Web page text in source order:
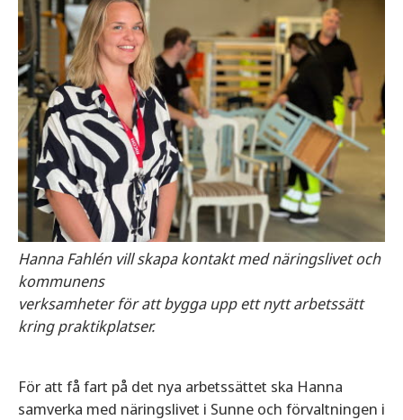
Hanna Fahlén vill skapa kontakt med näringslivet och
kommunens
verksamheter för att bygga upp ett nytt arbetssätt
kring praktikplatser.
För att få fart på det nya arbetssättet ska Hanna
samverka med näringslivet i Sunne och förvaltningen i